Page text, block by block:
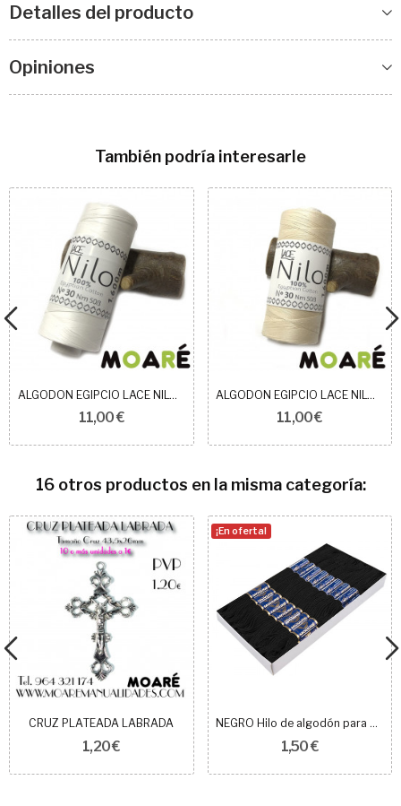
Detalles del producto
Opiniones
También podría interesarle
ALGODON EGIPCIO LACE NILO BLANCO N30
11,00 €
ALGODON EGIPCIO LACE NILO BEIGE N30
11,00 €
16 otros productos en la misma categoría:
CRUZ PLATEADA LABRADA
1,20 €
¡En oferta!
NEGRO Hilo de algodón para bordar Mouline
1,50 €